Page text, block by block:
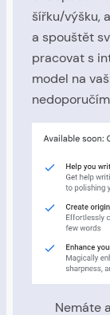
šířku/výšku,
a spouštět
pracovat s
model na
Nemáte